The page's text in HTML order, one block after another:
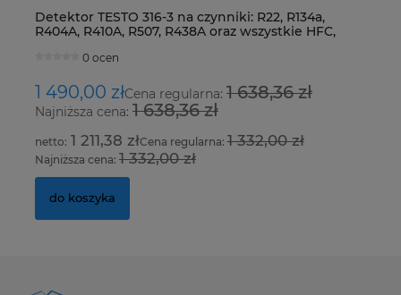
Detektor TESTO 316-3 na czynniki: R22, R134a,
R404A, R410A, R507, R438A oraz wszystkie HFC,
0 ocen
1 490,00 złCena regularna: 1 638,36 zł
Najniższa cena: 1 638,36 zł
1 211,38 złCena regularna:1 332,00 zł
Najniższa cena: 1 332,00 zł
do koszyka